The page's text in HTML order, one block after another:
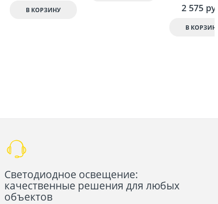
В КОРЗИНУ 2 575
В
Светодиодное освещение:
качественные решения для любых
объектов